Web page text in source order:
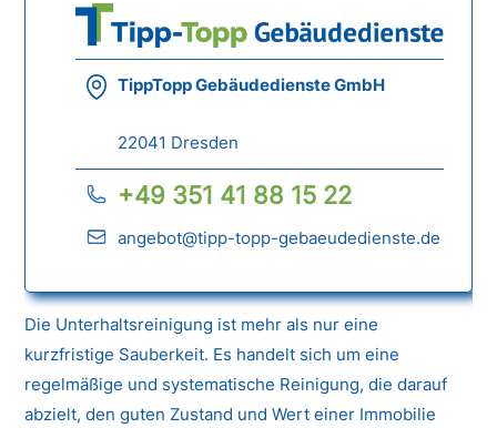
TippTopp Gebäudedienste GmbH
22041 Dresden
+49 351 41 88 15 22
angebot@tipp-topp-gebaeudedienste.de
Die Unterhaltsreinigung ist mehr als nur eine
kurzfristige Sauberkeit. Es handelt sich um eine
regelmäßige und systematische Reinigung, die darauf
abzielt, den guten Zustand und Wert einer Immobilie